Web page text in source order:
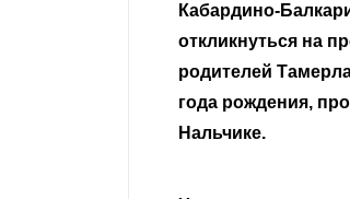
неравнодушные
Читать далее